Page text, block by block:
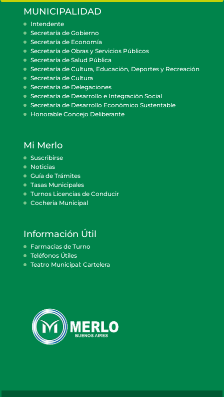
MUNICIPALIDAD
Intendente
Secretaría de Gobierno
Secretaría de Economía
Secretaría de Obras y Servicios Públicos
Secretaría de Salud Pública
Secretaría de Cultura, Educación, Deportes y Recreación
Secretaría de Cultura
Secretaría de Delegaciones
Secretaría de Desarrollo e Integración Social
Secretaría de Desarrollo Económico Sustentable
Honorable Concejo Deliberante
Mi Merlo
Suscribirse
Noticias
Guía de Trámites
Tasas Municipales
Turnos Licencias de Conducir
Cocheria Municipal
Información Útil
Farmacias de Turno
Teléfonos Útiles
Teatro Municipal: Cartelera